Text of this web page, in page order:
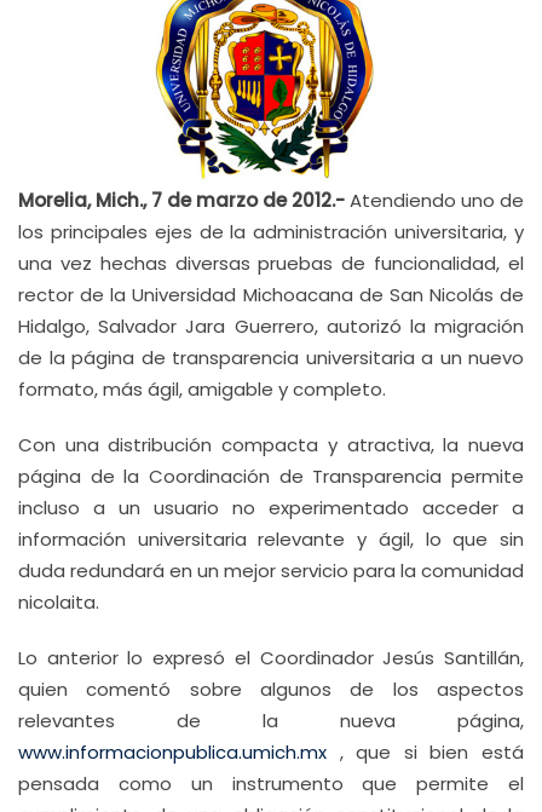
Morelia, Mich., 7 de marzo de 2012.-Atendiendo uno de
los principales ejes de la administración universitaria, y
una vez hechas diversas pruebas de funcionalidad, el
rector de la Universidad Michoacana de San Nicolás de
Hidalgo, Salvador Jara Guerrero, autorizó la migración
de la página de transparencia universitaria a un nuevo
formato, más ágil, amigable y completo.
Con una distribución compacta y atractiva, la nueva
página de la Coordinación de Transparencia permite
incluso a un usuario no experimentado acceder a
información universitaria relevante y ágil, lo que sin
duda redundará en un mejor servicio para la comunidad
nicolaita.
Lo anterior lo expresó el Coordinador Jesús Santillán,
quien comentó sobre algunos de los aspectos
relevantes de la nueva página,
www.informacionpublica.umich.mx , que si bien está
pensada como un instrumento que permite el